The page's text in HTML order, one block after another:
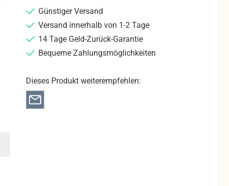
Günstiger Versand
Versand innerhalb von 1-2 Tage
14 Tage Geld-Zurück-Garantie
Bequeme Zahlungsmöglichkeiten
Dieses Produkt weiterempfehlen: